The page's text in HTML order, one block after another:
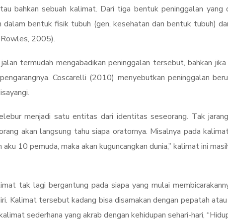
bahkan sebuah kalimat. Dari tiga bentuk peninggalan yang
dalam bentuk fisik tubuh (gen, kesehatan dan bentuk tubuh)
2005).
termudah mengabadikan peninggalan tersebut, bahkan
Coscarelli (2010) menyebutkan peninggalan
menjadi satu entitas dari identitas seseorang. Tak
akan langsung tahu siapa oratornya. Misalnya pada
10 pemuda, maka akan kuguncangkan dunia,” kalimat ini
tak lagi bergantung pada siapa yang mulai
Kalimat tersebut kadang bisa disamakan dengan pepatah
sederhana yang akrab dengan kehidupan sehari-hari,